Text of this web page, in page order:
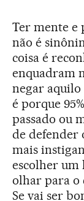
Ter mente e
não é
coisa é
enquadram
negar aquilo
é porque
passado ou
de defender
mais
escolher um
olhar para o
Se vai ser